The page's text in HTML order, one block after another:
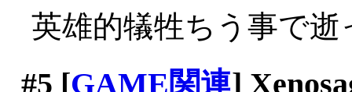
英雄的犠牲ちう事で
#5 [GAME関連]